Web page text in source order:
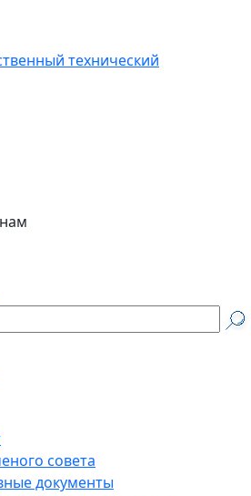
технический
совета
документы